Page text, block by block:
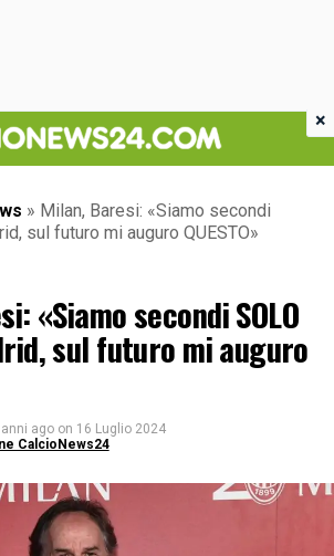
» Milan, Baresi: «Siamo secondi
sul futuro mi auguro QUESTO»
«Siamo secondi SOLO
sul futuro mi auguro
anni ago on 16 Luglio 2024
CalcioNews24
×